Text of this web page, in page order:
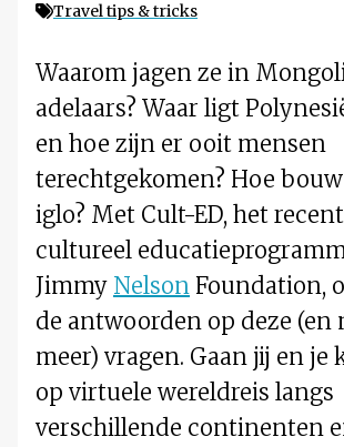
Travel tips & tricks
Waarom jagen ze in
adelaars? Waar ligt
en hoe zijn er ooit mensen
terechtgekomen? Hoe
iglo? Met Cult-ED, het
cultureel
Jimmy Nelson Foundation,
de antwoorden op deze (en
meer) vragen. Gaan jij en je
op virtuele wereldreis langs
verschillende continenten